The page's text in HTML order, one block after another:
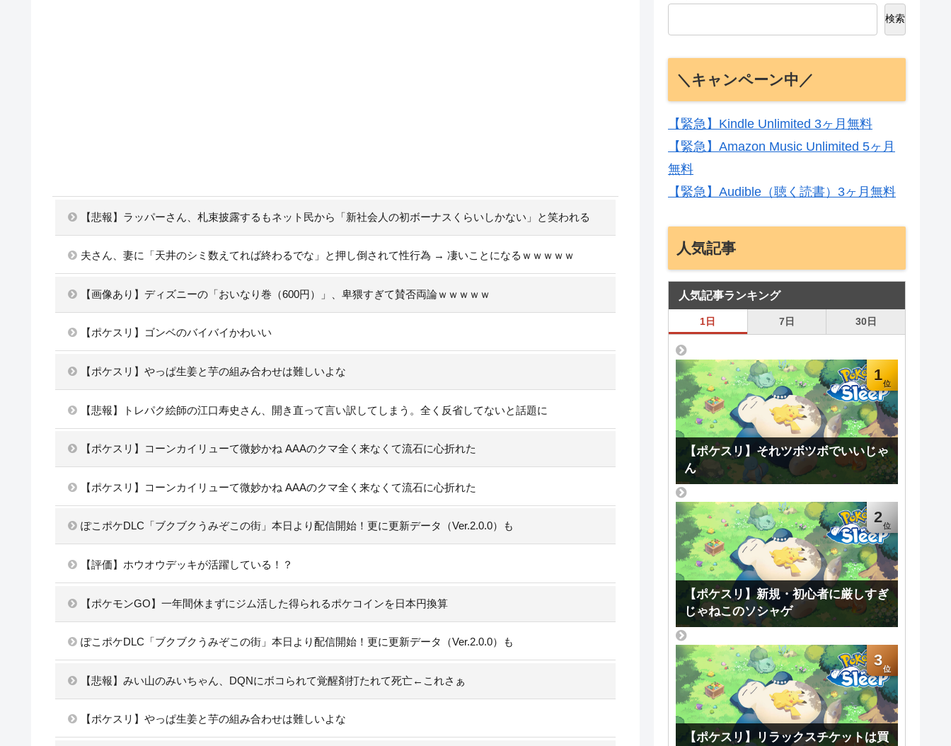
【悲報】ラッパーさん、札束披露するもネット民から「新社会人の初ボーナスくらいしかない」と笑われる
夫さん、妻に「天井のシミ数えてれば終わるでな」と押し倒されて性行為 → 凄いことになるｗｗｗｗｗ
【画像あり】ディズニーの「おいなり巻（600円）」、卑猥すぎて賛否両論ｗｗｗｗｗ
【ポケスリ】ゴンベのバイバイかわいい
【ポケスリ】やっぱ生姜と芋の組み合わせは難しいよな
【悲報】トレパク絵師の江口寿史さん、開き直って言い訳してしまう。全く反省してないと話題に
【ポケスリ】コーンカイリューて微妙かね AAAのクマ全く来なくて流石に心折れた
【ポケスリ】コーンカイリューて微妙かね AAAのクマ全く来なくて流石に心折れた
ぽこポケDLC「ブクブクうみぞこの街」本日より配信開始！更に更新データ（Ver.2.0.0）も
【評価】ホウオウデッキが活躍している！？
【ポケモンGO】一年間休まずにジム活した得られるポケコインを日本円換算
ぽこポケDLC「ブクブクうみぞこの街」本日より配信開始！更に更新データ（Ver.2.0.0）も
【悲報】みい山のみいちゃん、DQNにボコられて覚醒剤打たれて死亡←これさぁ
【ポケスリ】やっぱ生姜と芋の組み合わせは難しいよな
検索
＼キャンペーン中／
【緊急】Kindle Unlimited 3ヶ月無料
【緊急】Amazon Music Unlimited 5ヶ月
無料
【緊急】Audible（聴く読書）3ヶ月無料
人気記事
人気記事ランキング
1日 7日 30日
1
【ポケスリ】それツボツボでいいじゃ
ん
2
【ポケスリ】新規・初心者に厳しすぎ
じゃねこのソシャゲ
3
【ポケスリ】リラックスチケットは買